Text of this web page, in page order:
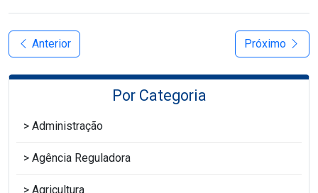
Anterior Próximo
Por Categoria
Administração
Agência Reguladora
Agricultura